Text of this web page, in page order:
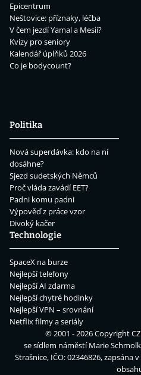
Epicentrum
Neštovice: příznaky, léčba
V čem jezdí Yamal a Mesii?
Kvízy pro seniory
Kalendář úplňků 2026
Co je bodycount?
Politika
Nová superdávka: kdo na ní
dosáhne?
Sjezd sudetských Němců
Proč vláda zavádí EET?
Padni komu padni
Výpověď z práce vzor
Divoký kačer
Technologie
SpaceX na burze
Nejlepší telefony
Nejlepší AI zdarma
Nejlepší chytré hodinky
Nejlepší VPN – srovnání
Netflix filmy a seriály
© 2001 - 2026 Copyright
se sídlem náměstí Marie
Strašnice, IČO: 02346826, zapsána